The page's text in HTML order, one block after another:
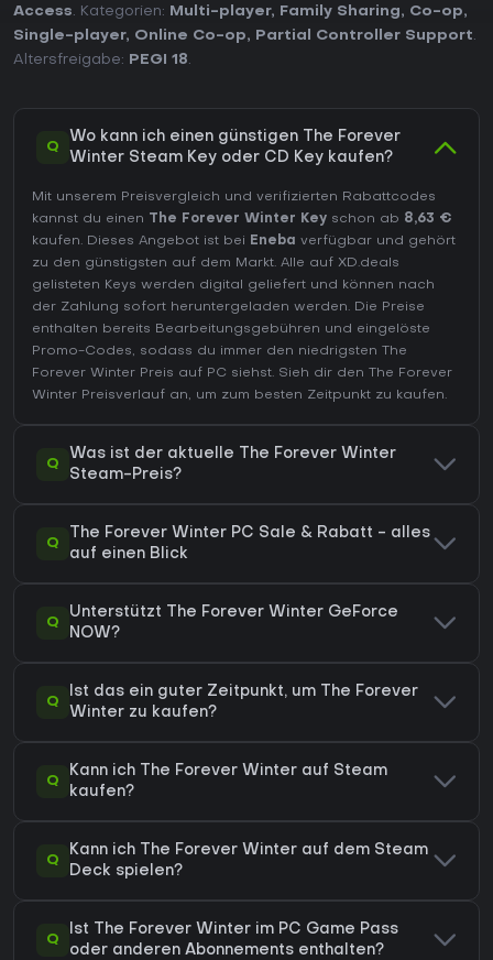
Access. Kategorien: Multi-player, Family Sharing, Co-op,
Single-player, Online Co-op, Partial Controller Support.
Altersfreigabe:
PEGI 18.
Q
Wo kann ich einen günstigen The Forever
Winter Steam Key oder CD Key kaufen?
Mit unserem Preisvergleich und verifizierten Rabattcodes
kannst du einen
The Forever Winter Key schon ab 8,63 €
kaufen. Dieses Angebot ist bei Eneba verfügbar und gehört
zu den günstigsten auf dem Markt. Alle auf XD.deals
gelisteten Keys werden digital geliefert und können nach
der Zahlung sofort heruntergeladen werden. Die Preise
enthalten bereits Bearbeitungsgebühren und eingelöste
Promo-Codes, sodass du immer den niedrigsten The
Forever Winter Preis auf PC siehst. Sieh dir den
The Forever
Winter Preisverlauf an, um zum besten Zeitpunkt zu kaufen.
Q
Was ist der aktuelle The Forever Winter
Steam-Preis?
Q
The Forever Winter PC Sale & Rabatt - alles
auf einen Blick
Q
Unterstützt The Forever Winter GeForce
NOW?
Q
Ist das ein guter Zeitpunkt, um The Forever
Winter zu kaufen?
Q
Kann ich The Forever Winter auf Steam
kaufen?
Q
Kann ich The Forever Winter auf dem Steam
Deck spielen?
Q
Ist The Forever Winter im PC Game Pass
oder anderen Abonnements enthalten?